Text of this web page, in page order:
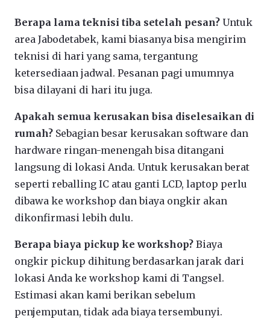
Berapa lama teknisi tiba setelah pesan? Untuk
area Jabodetabek, kami biasanya bisa mengirim
teknisi di hari yang sama, tergantung
ketersediaan jadwal. Pesanan pagi umumnya
bisa dilayani di hari itu juga.
Apakah semua kerusakan bisa diselesaikan di
rumah? Sebagian besar kerusakan software dan
hardware ringan-menengah bisa ditangani
langsung di lokasi Anda. Untuk kerusakan berat
seperti reballing IC atau ganti LCD, laptop perlu
dibawa ke workshop dan biaya ongkir akan
dikonfirmasi lebih dulu.
Berapa biaya pickup ke workshop? Biaya
ongkir pickup dihitung berdasarkan jarak dari
lokasi Anda ke workshop kami di Tangsel.
Estimasi akan kami berikan sebelum
penjemputan, tidak ada biaya tersembunyi.